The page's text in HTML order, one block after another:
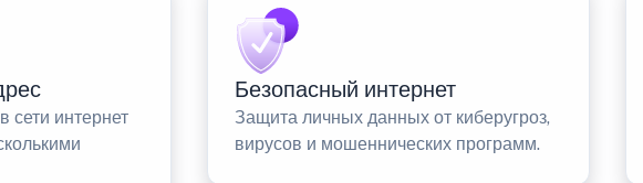
сети интернет
Безопасный интернет
Защита личных данных от киберугроз,
вирусов и мошеннических программ.